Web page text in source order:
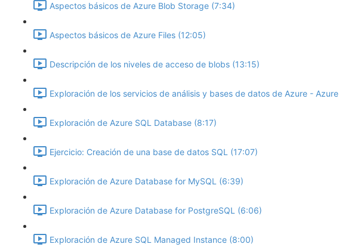
Aspectos básicos de Azure Blob Storage (7:34)
Aspectos básicos de Azure Files (12:05)
Descripción de los niveles de acceso de blobs (13:15)
Exploración de los servicios de análisis y bases de datos de Azure -
Exploración de Azure SQL Database (8:17)
Ejercicio: Creación de una base de datos SQL (17:07)
Exploración de Azure Database for MySQL (6:39)
Exploración de Azure Database for PostgreSQL (6:06)
Exploración de Azure SQL Managed Instance (8:00)